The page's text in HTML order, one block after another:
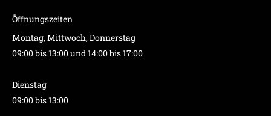
Öffnungszeiten
Montag, Mittwoch, Donnerstag
09:00 bis 13:00 und 14:00 bis 17:00
Dienstag
09:00 bis 13:00